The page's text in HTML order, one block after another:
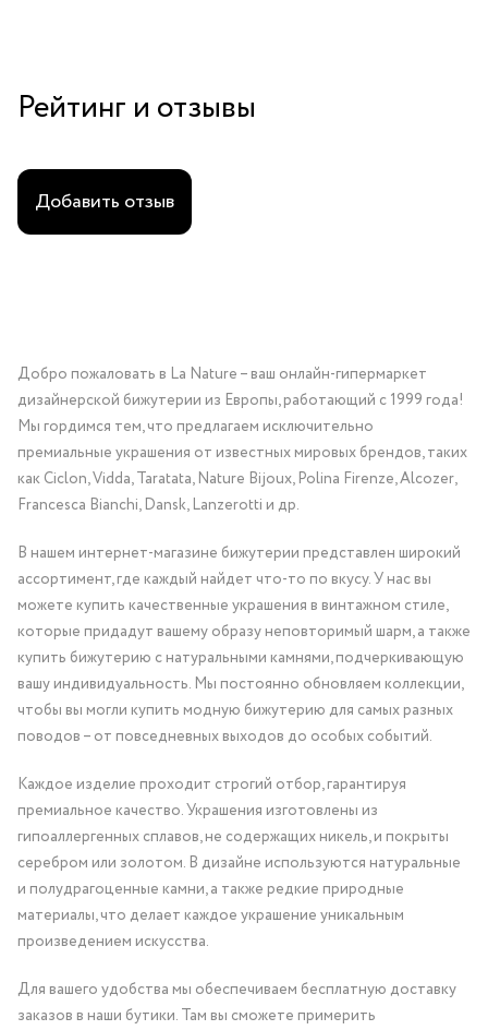
Рейтинг и отзывы
Добавить отзыв
Добро пожаловать в La Nature – ваш онлайн-гипермаркет
дизайнерской бижутерии из Европы, работающий с 1999 года!
Мы гордимся тем, что предлагаем исключительно
премиальные украшения от известных мировых брендов, таких
как Ciclon, Vidda, Taratata, Nature Bijoux, Polina Firenze, Alcozer,
Francesca Bianchi, Dansk, Lanzerotti и др.
В нашем интернет-магазине бижутерии представлен широкий
ассортимент, где каждый найдет что-то по вкусу. У нас вы
можете купить качественные украшения в винтажном стиле,
которые придадут вашему образу неповторимый шарм, а также
купить бижутерию с натуральными камнями, подчеркивающую
вашу индивидуальность. Мы постоянно обновляем коллекции,
чтобы вы могли купить модную бижутерию для самых разных
поводов – от повседневных выходов до особых событий.
Каждое изделие проходит строгий отбор, гарантируя
премиальное качество. Украшения изготовлены из
гипоаллергенных сплавов, не содержащих никель, и покрыты
серебром или золотом. В дизайне используются натуральные
и полудрагоценные камни, а также редкие природные
материалы, что делает каждое украшение уникальным
произведением искусства.
Для вашего удобства мы обеспечиваем бесплатную доставку
заказов в наши бутики. Там вы сможете примерить